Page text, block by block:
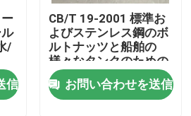
/
信
CB/T 19-2001 標準お
よびステンレス鋼のボ
ルトナッツと船舶の
様々なタンクのための
洗浄機
お問い合わせを送信